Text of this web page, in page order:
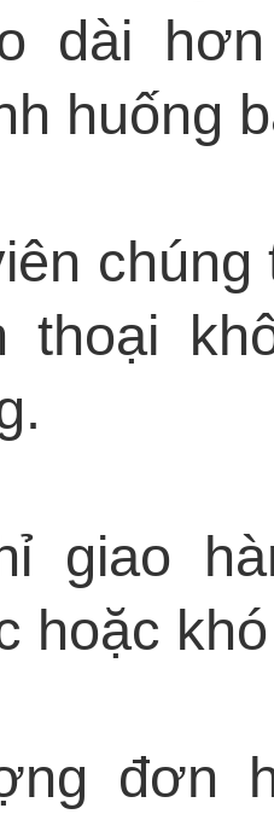
dài
huống
thoại
giao
hoặc
đơn